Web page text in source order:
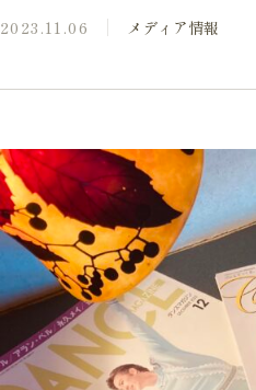
2023.11.06 メディア情報